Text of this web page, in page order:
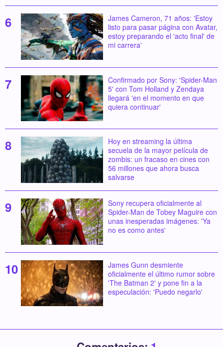
James Cameron, 71 años: 'Estoy
listo para pasar página con Avatar,
estoy preparando el 'acto final' de
mi carrera'
Confirmado por Sony: 'Spider-Man
5' con Tom Holland y Zendaya
llegará 'en el momento en que
quiera continuar'
Hoy en streaming la última
secuela de la mayor película de
zombis: un fracaso en cines con
56 millones que ahora busca
salvarse
Sony recupera oficialmente al
Spider-Man de Tobey Maguire con
unas inesperadas imágenes: 'Ya
no es como antes'
James Gunn desmiente
oficialmente el último rumor sobre
'The Batman 2' y pone fin a la
especulación: 'Puedo negarlo'